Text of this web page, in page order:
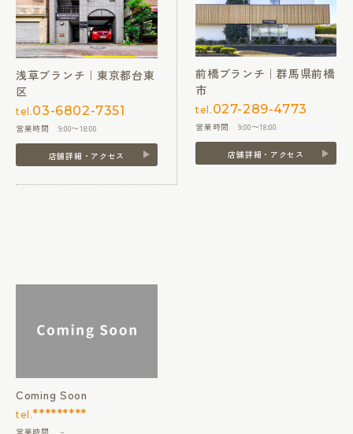
浅草ブランチ｜東京都台東
区
tel.03-6802-7351
営業時間 9:00〜18:00
店舗詳細・アクセス
前橋ブランチ｜群馬県前橋
市
tel. 027-289-4773
営業時間 9:00〜18:00
店舗詳細・アクセス
Coming Soon
tel.*********
営業時間 －